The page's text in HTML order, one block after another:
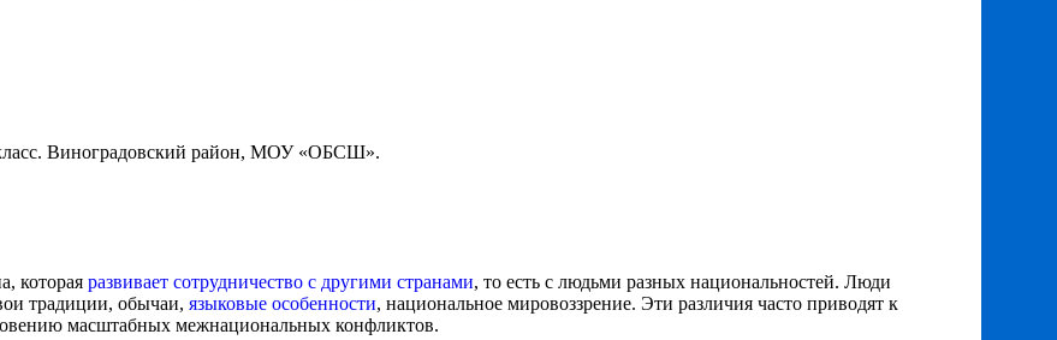
Виноградовский район, МОУ «ОБСШ».
которая развивает сотрудничество с другими странами, то есть с людьми разных национальностей. Люди
традиции, обычаи, языковые особенности, национальное мировоззрение. Эти различия часто приводят к
масштабных межнациональных конфликтов.